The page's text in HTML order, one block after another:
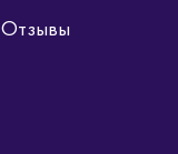
Отзывы